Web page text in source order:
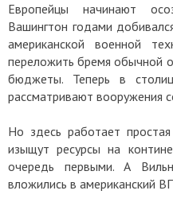
Европейцы начинают
Вашингтон годами
американской военной
переложить бремя обычной
бюджеты. Теперь в
рассматривают вооружения
Но здесь работает
изыщут ресурсы на
очередь первыми. А
вложились в американский